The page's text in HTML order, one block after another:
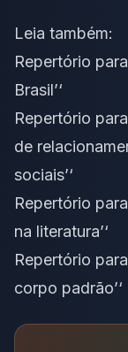
Leia também:
Repertório
Brasil’‘
Repertório
de
sociais’‘
Repertório
na literatura’‘
Repertório
corpo padrão’‘